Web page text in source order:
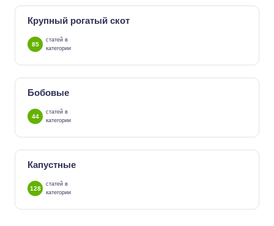
Крупный рогатый скот
85
статей в
категории
Бобовые
44
статей в
категории
Капустные
128
статей в
категории